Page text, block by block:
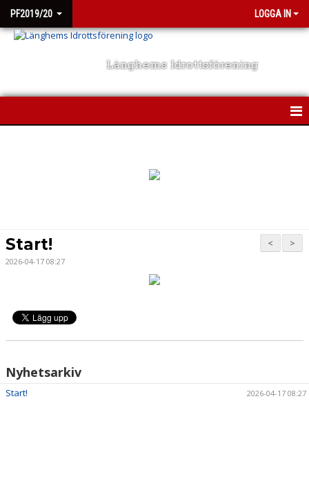
PF2019/20 LOGGA IN
Länghems Idrottsförening
TRUPPEN
DOKUMENT
>
<
Start!
2026-04-17 08:27
Nyhetsarkiv
Start! 2026-04-17 08:27